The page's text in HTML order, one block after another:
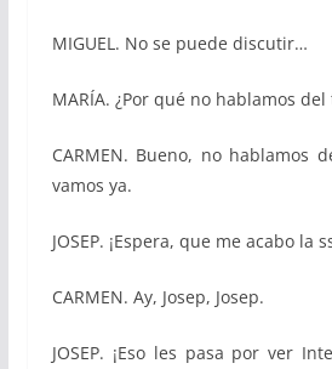
MIGUEL. No se puede discutir…
MARÍA. ¿Por qué no hablamos del
CARMEN. Bueno, no hablamos
vamos ya.
JOSEP. ¡Espera, que me acabo la
CARMEN. Ay, Josep, Josep.
JOSEP. ¡Eso les pasa por ver